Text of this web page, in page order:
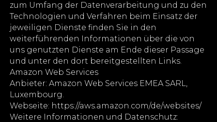
zum Umfang der Datenverarbeitung und zu den
Technologien und Verfahren beim Einsatz der
jeweiligen Dienste finden Sie in den
weiterführenden Informationen über die von
uns genutzten Dienste am Ende dieser Passage
und unter den dort bereitgestellten Links.
Amazon Web Services
Anbieter: Amazon Web Services EMEA SARL,
Luxembourg.
Webseite: https://aws.amazon.com/de/websites/
Weitere Informationen und Datenschutz: